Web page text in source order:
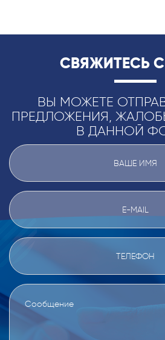
СВЯЖИТЕСЬ
ВЫ МОЖЕТЕ
ПРЕДЛОЖЕНИЯ,
В ДАННОЙ